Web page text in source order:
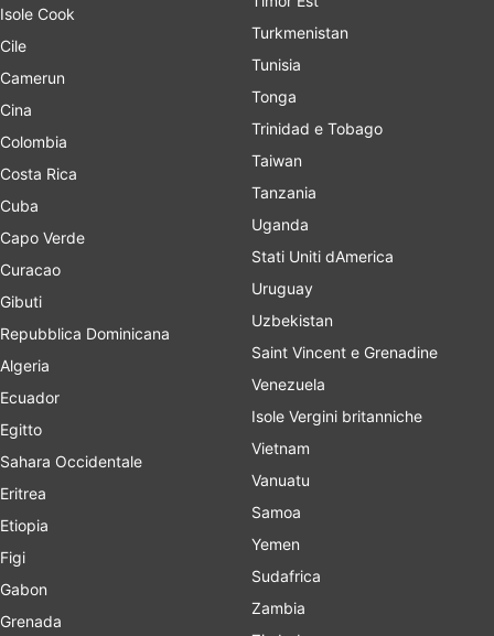
Isole Cook
Cile
Camerun
Cina
Colombia
Costa Rica
Cuba
Capo Verde
Curacao
Gibuti
Repubblica Dominicana
Algeria
Ecuador
Egitto
Sahara Occidentale
Eritrea
Etiopia
Figi
Gabon
Grenada
Turkmenistan
Tunisia
Tonga
Trinidad e Tobago
Taiwan
Tanzania
Uganda
Stati Uniti dAmerica
Uruguay
Uzbekistan
Saint Vincent e Grenadine
Venezuela
Isole Vergini britanniche
Vietnam
Vanuatu
Samoa
Yemen
Sudafrica
Zambia